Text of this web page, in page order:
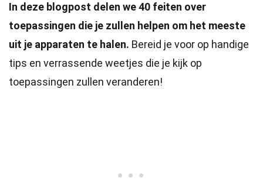
In deze blogpost delen we 40 feiten over
toepassingen die je zullen helpen om het meeste
uit je apparaten te halen. Bereid je voor op handige
tips en verrassende weetjes die je kijk op
toepassingen zullen veranderen!